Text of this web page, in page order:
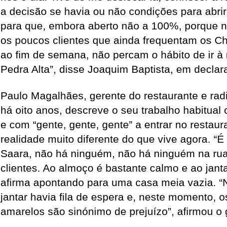
a decisão se havia ou não condições para
para que, embora aberto não a 100%, porque
os poucos clientes que ainda frequentam os
ao fim de semana, não percam o hábito de ir à
Pedra Alta”, disse Joaquim Baptista, em
Paulo Magalhães, gerente do restaurante e
há oito anos, descreve o seu trabalho habitual
e com “gente, gente, gente” a entrar no
realidade muito diferente do que vive agora.
Saara, não há ninguém, não há ninguém na
clientes. Ao almoço é bastante calmo e ao
afirma apontando para uma casa meia vazia.
jantar havia fila de espera e, neste momento,
amarelos são sinónimo de prejuízo”, afirmou o